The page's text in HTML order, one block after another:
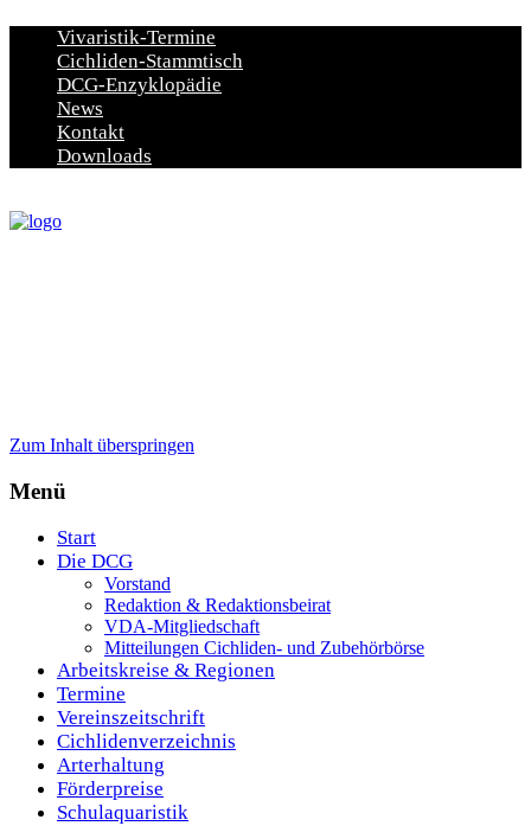
Vivaristik-Termine
Cichliden-Stammtisch
DCG-Enzyklopädie
News
Kontakt
Downloads
Zum Inhalt überspringen
Menü
Start
Die DCG
Vorstand
Redaktion & Redaktionsbeirat
VDA-Mitgliedschaft
Mitteilungen Cichliden- und Zubehörbörse
Arbeitskreise & Regionen
Termine
Vereinszeitschrift
Cichlidenverzeichnis
Arterhaltung
Förderpreise
Schulaquaristik